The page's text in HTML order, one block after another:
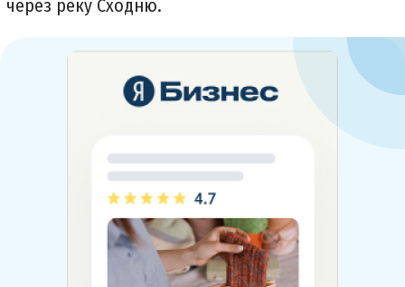
через реку Сходню.